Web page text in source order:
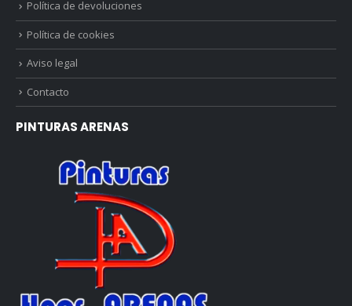
Política de devoluciones
Política de cookies
Aviso legal
Contacto
PINTURAS ARENAS